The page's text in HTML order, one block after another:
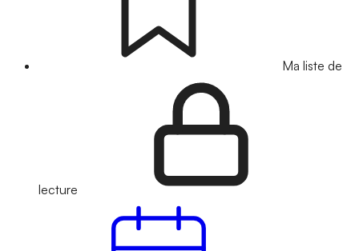
Ma liste de
lecture